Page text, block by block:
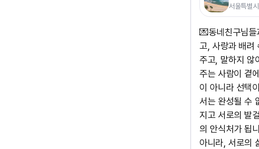
서울특별
💌동네친구님
고, 사랑과 배려
주고, 말하지 않
주는 사람이 곁
이 아니라 선택
서는 완성될 수
지고 서로의 발
의 안식처가 됩
아니라, 서로의